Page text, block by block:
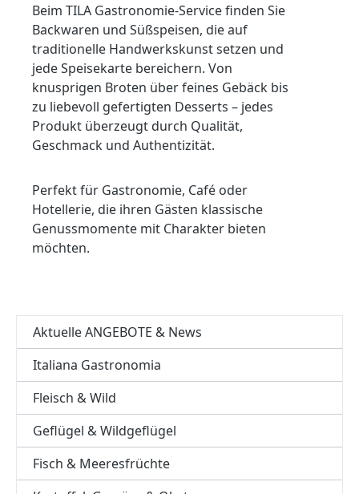
Beim TILA Gastronomie-Service finden Sie
Backwaren und Süßspeisen, die auf
traditionelle Handwerkskunst setzen und
jede Speisekarte bereichern. Von
knusprigen Broten über feines Gebäck bis
zu liebevoll gefertigten Desserts – jedes
Produkt überzeugt durch Qualität,
Geschmack und Authentizität.
Perfekt für Gastronomie, Café oder
Hotellerie, die ihren Gästen klassische
Genussmomente mit Charakter bieten
möchten.
Aktuelle ANGEBOTE & News
Italiana Gastronomia
Fleisch & Wild
Geflügel & Wildgeflügel
Fisch & Meeresfrüchte